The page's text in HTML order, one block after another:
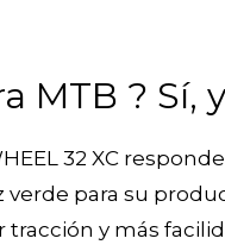
MTB ? Sí,
32 XC
para su
y más